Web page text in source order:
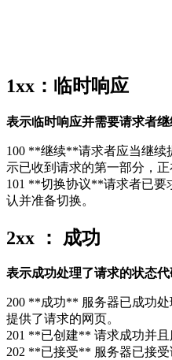
1xx：临时响应
表示临时响应并需要请求者继
100 **继续**请求者应当继续
示已收到请求的第一部分，正
101 **切换协议**请求者已要
认并准备切换。
2xx ： 成功
表示成功处理了请求的状态代
200 **成功** 服务器已成功
提供了请求的网页。
201 **已创建** 请求成功并且
202 **已接受** 服务器已接受